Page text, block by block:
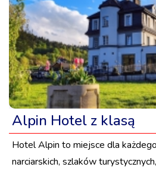
Alpin Hotel z klasą
Hotel Alpin to miejsce dla
narciarskich, szlaków